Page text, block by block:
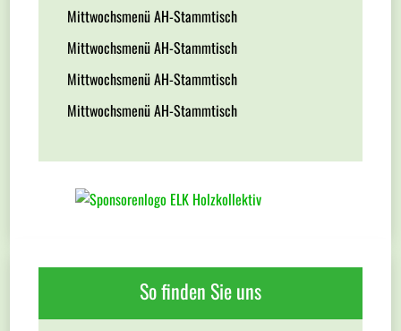
Mittwochsmenü AH-Stammtisch
Mittwochsmenü AH-Stammtisch
Mittwochsmenü AH-Stammtisch
Mittwochsmenü AH-Stammtisch
So finden Sie uns